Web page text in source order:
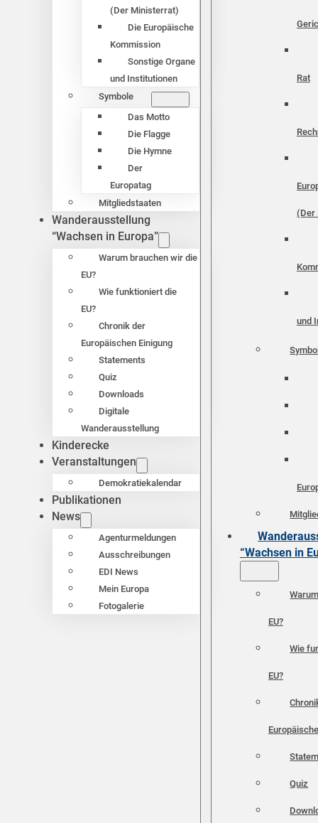
(Der Ministerrat)
Die Europäische
Kommission
Sonstige Organe
und Institutionen
Symbole
Das Motto
Die Flagge
Die Hymne
Der
Europatag
Mitgliedstaaten
Wanderausstellung
“Wachsen in Europa”
Warum brauchen wir die
EU?
Wie funktioniert die
EU?
Chronik der
Europäischen Einigung
Statements
Quiz
Downloads
Digitale
Wanderausstellung
Kinderecke
Veranstaltungen
Demokratiekalendar
Publikationen
News
Agenturmeldungen
Ausschreibungen
EDI News
Mein Europa
Fotogalerie
Rat
(Der
und
“Wachsen in
EU?
Wie
EU?
Quiz